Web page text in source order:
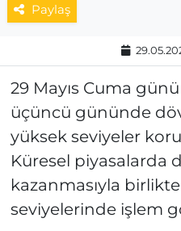
Paylaş
29 Mayıs Cuma
üçüncü gününde
yüksek seviyeler
Küresel piyasalarda
kazanmasıyla
seviyelerinde işlem